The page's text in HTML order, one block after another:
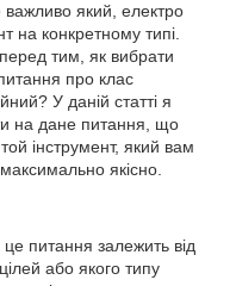
важливо який, електро
на конкретному типі.
тим, як вибрати
про клас
У даній статті я
на дане питання, що
інструмент, який вам
якісно.
це питання залежить від
або якого типу